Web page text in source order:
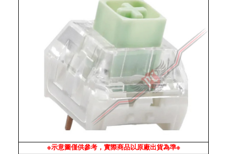
※示意圖僅供參考，實際商品以原廠出貨為準※